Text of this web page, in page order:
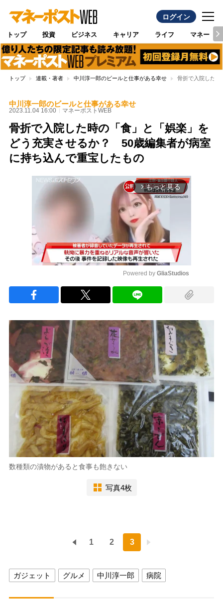
ログイン
トップ 投資 ビジネス キャリア ライフ マネー
トップ 連載・著者 中川淳一郎のビールと仕事がある幸せ 骨折で入院した
中川淳一郎のビールと仕事がある幸せ
2023.11.04 16:00 マネーポストWEB
骨折で入院した時の「食」と「娯楽」を
どう充実させるか？ 50歳編集者が病室
に持ち込んで重宝したもの
arrow_forward_ios もっと見る
Powered by GliaStudios
数種類の漬物があると食事も飽きない
写真4枚
1 2 3
ガジェット グルメ 中川淳一郎 病院